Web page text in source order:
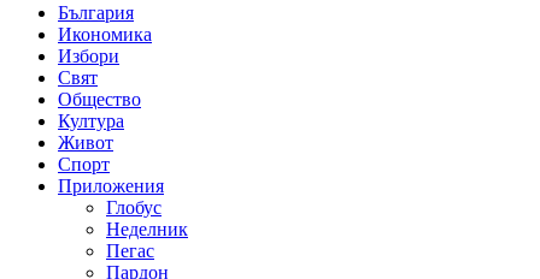
България
Икономика
Избори
Свят
Общество
Култура
Живот
Спорт
Приложения
Глобус
Неделник
Пегас
Пардон